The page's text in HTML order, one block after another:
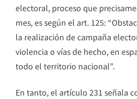
electoral, proceso que
mes, es según el art. 125:
la realización de campaña
violencia o vías de hecho, en
todo el territorio nacional”.
En tanto, el artículo 231 señala